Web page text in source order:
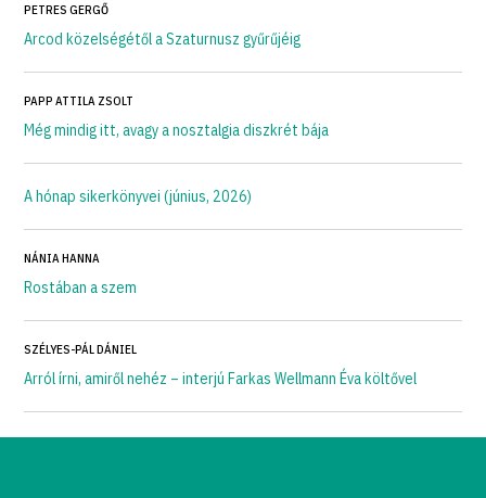
PETRES GERGŐ
Arcod közelségétől a Szaturnusz gyűrűjéig
PAPP ATTILA ZSOLT
Még mindig itt, avagy a nosztalgia diszkrét bája
A hónap sikerkönyvei (június, 2026)
NÁNIA HANNA
Rostában a szem
SZÉLYES-PÁL DÁNIEL
Arról írni, amiről nehéz – interjú Farkas Wellmann Éva költővel